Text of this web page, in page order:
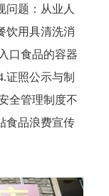
问题：从业人
饮用具清洗消
口食品的容器
证照公示与制
全管理制度不
食品浪费宣传